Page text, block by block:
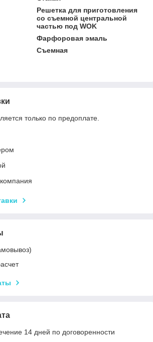
Решетка для приготовления
со съемной центральной
частью под WOK
Фарфоровая эмаль
Съемная
только по предоплате.
14 дней по договоренности